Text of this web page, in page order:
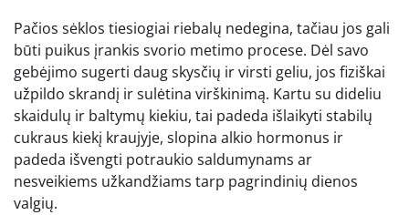
Pačios sėklos tiesiogiai riebalų nedegina, tačiau jos gali
būti puikus įrankis svorio metimo procese. Dėl savo
gebėjimo sugerti daug skysčių ir virsti geliu, jos fiziškai
užpildo skrandį ir sulėtina virškinimą. Kartu su dideliu
skaidulų ir baltymų kiekiu, tai padeda išlaikyti stabilų
cukraus kiekį kraujyje, slopina alkio hormonus ir
padeda išvengti potraukio saldumynams ar
nesveikiems užkandžiams tarp pagrindinių dienos
valgių.